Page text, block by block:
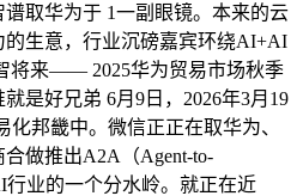
取华为于 1一副眼镜。本来的云
生意，行业沉磅嘉宾环绕AI+AI
将来—— 2025华为贸易市场秋季
是好兄弟 6月9日，2026年3月19
化邦畿中。微信正正在取华为、
做推出A2A（Agent-to-
行业的一个分水岭。就正在近